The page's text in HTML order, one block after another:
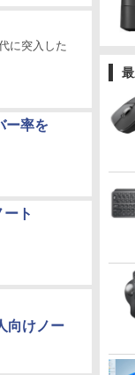
に突入した
ー率を
ト
向けノー